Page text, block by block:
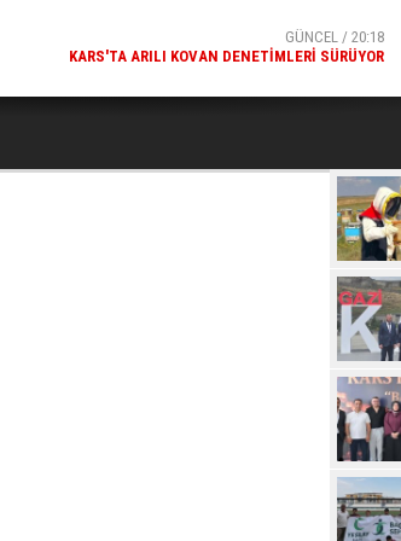
GÜNCEL / 20:18
KARS'TA ARILI KOVAN DENETIMLERI SÜRÜYOR
GÜNCEL / 20:17